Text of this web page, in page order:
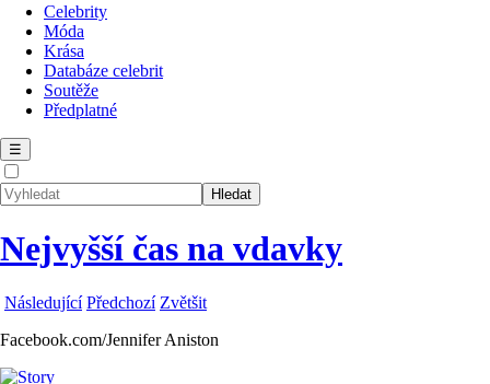
Celebrity
Móda
Krása
Databáze celebrit
Soutěže
Předplatné
☰
Nejvyšší čas na vdavky
Následující Předchozí Zvětšit
Facebook.com/Jennifer Aniston